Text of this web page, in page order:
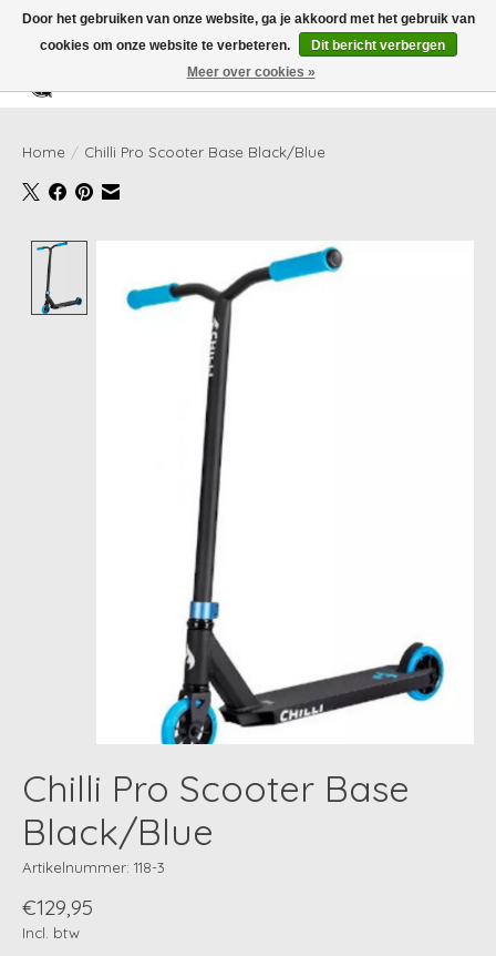
Verlanglijst
Home / Chilli Pro Scooter Base Black/Blue
Product image slideshow Items
Chilli Pro Scooter Base
Black/Blue
Artikelnummer: 118-3
€129,95
Incl. btw
Door het gebruiken van onze website, ga je akkoord met het gebruik van
cookies om onze website te verbeteren.
Dit bericht verbergen
Meer over cookies »